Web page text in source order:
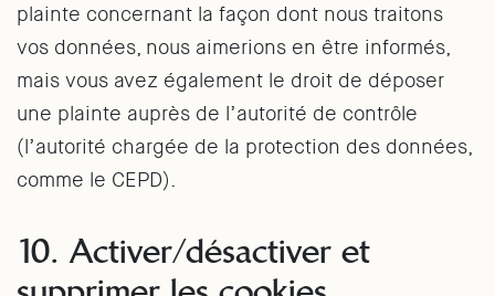
plainte concernant la façon dont nous traitons
vos données, nous aimerions en être informés,
mais vous avez également le droit de déposer
une plainte auprès de l’autorité de contrôle
(l’autorité chargée de la protection des données,
comme le CEPD).
10. Activer/désactiver et